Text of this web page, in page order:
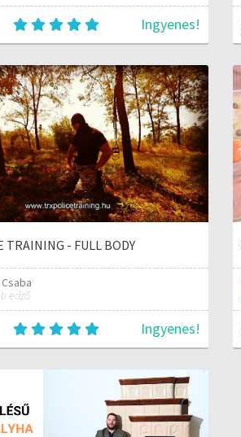
Ingyenes!
TRAINING - FULL BODY
edző
Ingyenes!